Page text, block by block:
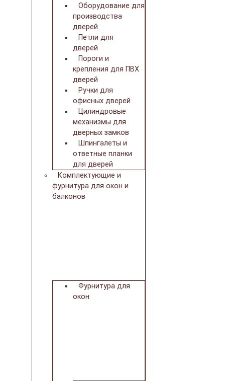
Оборудование для
производства
дверей
Петли для
дверей
Пороги и
крепления для ПВХ
дверей
Ручки для
офисных дверей
Цилиндровые
механизмы для
дверных замков
Шпингалеты и
ответные планки
для дверей
Комплектующие и
фурнитура для окон и
балконов
Фурнитура для
окон